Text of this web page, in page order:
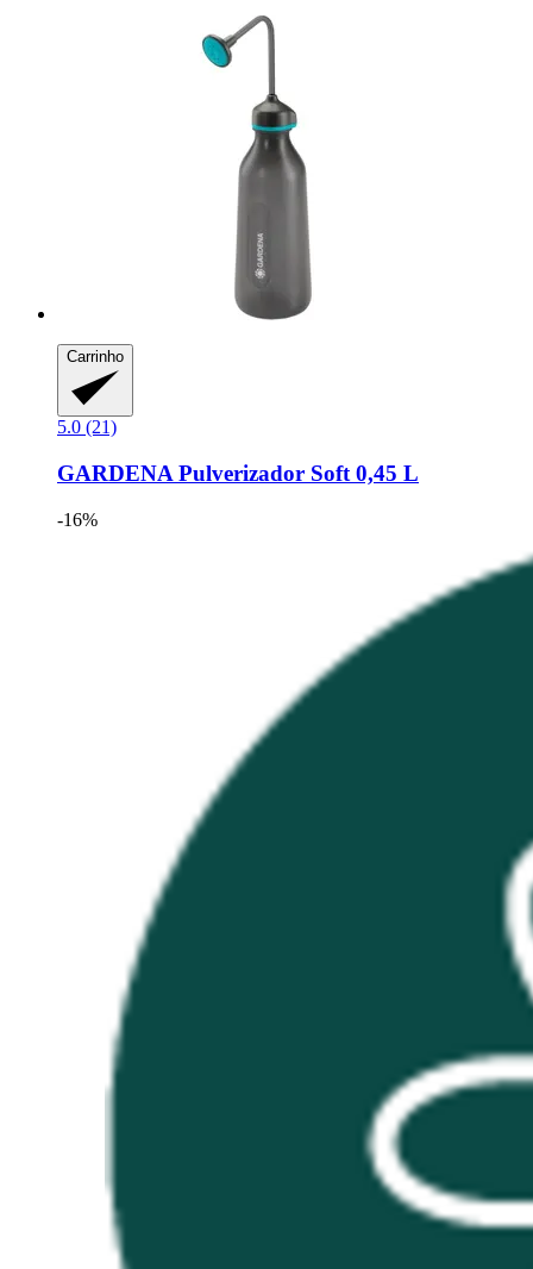
Carrinho
5.0 (21)
GARDENA Pulverizador Soft 0,45 L
-16%